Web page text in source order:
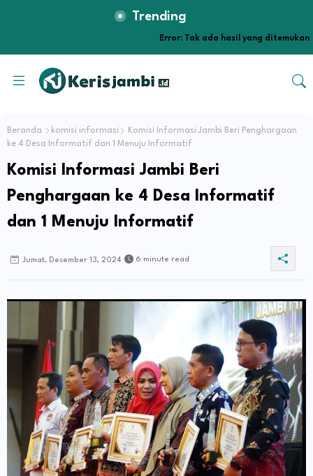
Trending
Error: Tak ada hasil yang ditemukan
Beranda komisi informasi
Komisi Informasi Jambi Beri Penghargaan
ke 4 Desa Informatif dan 1 Menuju Informatif
Komisi Informasi Jambi Beri
Penghargaan ke 4 Desa Informatif
dan 1 Menuju Informatif
Jumat, Desember 13, 2024 6 minute read